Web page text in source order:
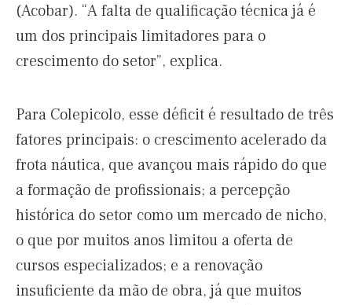
(Acobar). “A falta de qualificação técnica já é
um dos principais limitadores para o
crescimento do setor”, explica.
Para Colepicolo, esse déficit é resultado de três
fatores principais: o crescimento acelerado da
frota náutica, que avançou mais rápido do que
a formação de profissionais; a percepção
histórica do setor como um mercado de nicho,
o que por muitos anos limitou a oferta de
cursos especializados; e a renovação
insuficiente da mão de obra, já que muitos